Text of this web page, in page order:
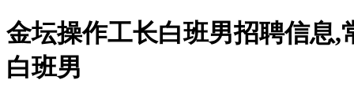
金坛操作工长白班男招聘信息
白班男